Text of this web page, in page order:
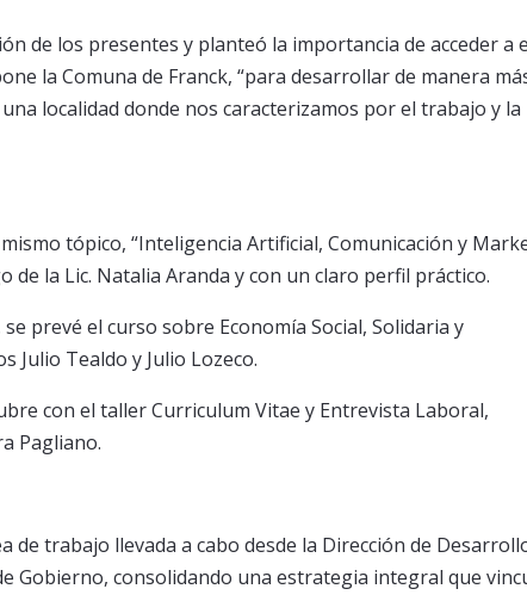
de los presentes y planteó la importancia de acceder a
la Comuna de Franck, “para desarrollar de manera
localidad donde nos caracterizamos por el trabajo y la
tópico, “Inteligencia Artificial, Comunicación y
de la Lic. Natalia Aranda y con un claro perfil práctico.
prevé el curso sobre Economía Social, Solidaria y
Julio Tealdo y Julio Lozeco.
con el taller Curriculum Vitae y Entrevista Laboral,
Pagliano.
trabajo llevada a cabo desde la Dirección de
Gobierno, consolidando una estrategia integral que